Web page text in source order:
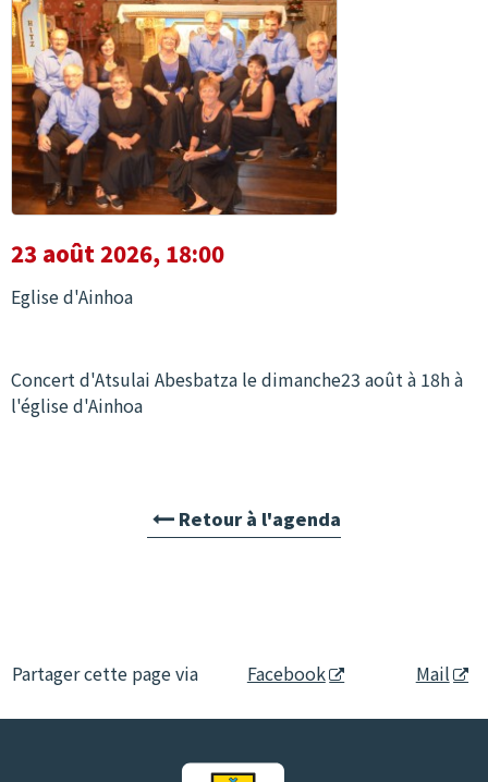
23 août 2026, 18:00
Eglise d'Ainhoa
Concert d'Atsulai Abesbatza le dimanche23 août à 18h à
l'église d'Ainhoa
Retour à l'agenda
Partager cette page via Facebook Mail